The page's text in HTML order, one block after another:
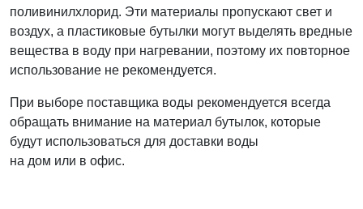
поливинилхлорид. Эти материалы пропускают свет и
воздух, а пластиковые бутылки могут выделять вредные
вещества в воду при нагревании, поэтому их повторное
использование не рекомендуется.
При выборе поставщика воды рекомендуется всегда
обращать внимание на материал бутылок, которые
будут использоваться для доставки воды
на дом или в офис.